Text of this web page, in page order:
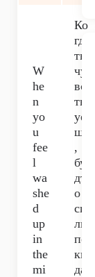
W
he
n
yo
u
fee
l
wa
she
d
up
in
the
mi
Ко
гда
ты
чу
вс
тв
уе
шь
,
бу
дт
о
си
лы
по
ки
да